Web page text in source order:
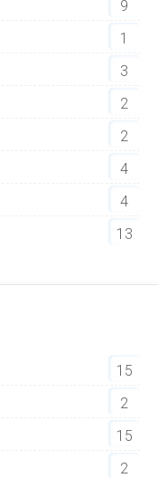
9
1
3
2
2
4
4
13
15
2
15
2